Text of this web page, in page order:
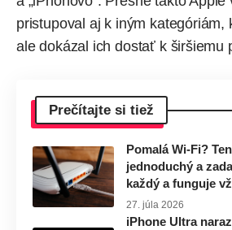
pristupoval aj k iným kategóriám,
ale dokázal ich dostať k širšiemu
Prečítajte si tiež
Pomalá Wi-Fi?
jednoduchý a
každý a funguje
27. júla 2026
iPhone Ultra